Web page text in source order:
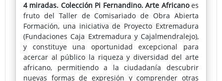
4 miradas. Colección Pi Fernandino. Arte Africanoes
fruto del Taller de Comisariado de Obra Abierta
Formación, una iniciativa de Proyecto Extremadura
(Fundaciones Caja Extremadura y Cajalmendralejo),
y constituye una oportunidad excepcional para
acercar al público la riqueza y diversidad del arte
africano, permitiendo a la ciudadanía descubrir
nuevas formas de expresión y comprender otras